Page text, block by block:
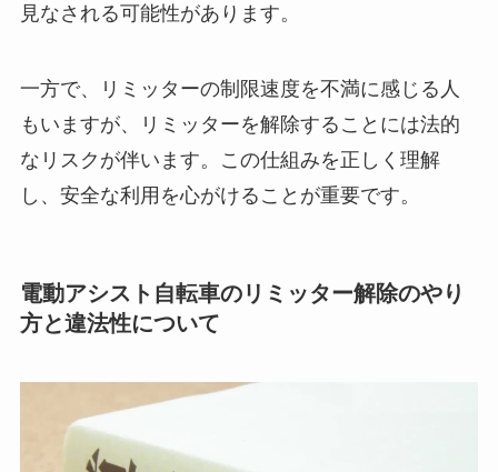
見なされる可能性があります。
一方で、リミッターの制限速度を不満に感じる人
もいますが、リミッターを解除することには法的
なリスクが伴います。この仕組みを正しく理解
し、安全な利用を心がけることが重要です。
電動アシスト自転車のリミッター解除のやり
方と違法性について